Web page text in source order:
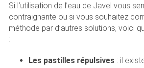
Si l’utilisation de l’eau de Javel vous
contraignante ou si vous souhaitez
méthode par d’autres solutions, voici
:
Les pastilles répulsives: il